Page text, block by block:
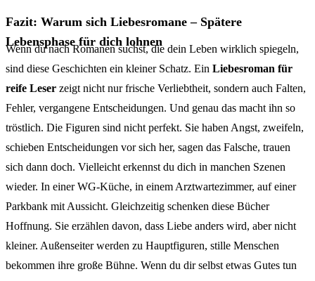
Fazit: Warum sich Liebesromane – Spätere
Lebensphase für dich lohnen
Wenn du nach Romanen suchst, die dein Leben wirklich spiegeln,
sind diese Geschichten ein kleiner Schatz. Ein Liebesroman für
reife Leser zeigt nicht nur frische Verliebtheit, sondern auch Falten,
Fehler, vergangene Entscheidungen. Und genau das macht ihn so
tröstlich. Die Figuren sind nicht perfekt. Sie haben Angst, zweifeln,
schieben Entscheidungen vor sich her, sagen das Falsche, trauen
sich dann doch. Vielleicht erkennst du dich in manchen Szenen
wieder. In einer WG-Küche, in einem Arztwartezimmer, auf einer
Parkbank mit Aussicht. Gleichzeitig schenken diese Bücher
Hoffnung. Sie erzählen davon, dass Liebe anders wird, aber nicht
kleiner. Außenseiter werden zu Hauptfiguren, stille Menschen
bekommen ihre große Bühne. Wenn du dir selbst etwas Gutes tun